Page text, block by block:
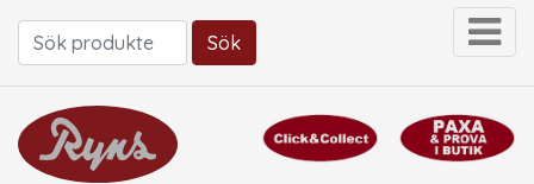
Sök efter:
Sök